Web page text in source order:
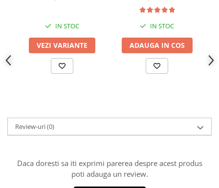
IN STOC
VEZI VARIANTE
IN STOC
ADAUGA IN COS
Review-uri(0)
Daca doresti sa iti exprimi parerea despre acest produs
poti adauga un review.